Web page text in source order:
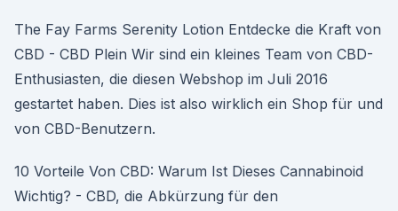
The Fay Farms Serenity Lotion Entdecke die Kraft von
CBD - CBD Plein Wir sind ein kleines Team von CBD-
Enthusiasten, die diesen Webshop im Juli 2016
gestartet haben. Dies ist also wirklich ein Shop für und
von CBD-Benutzern.
10 Vorteile Von CBD: Warum Ist Dieses Cannabinoid
Wichtig? - CBD, die Abkürzung für den